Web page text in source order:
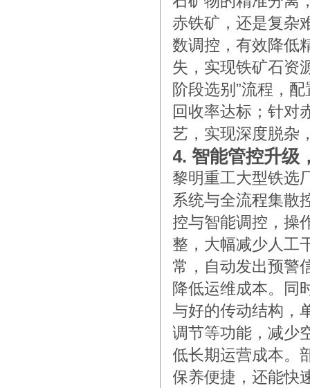
赤铁矿，还是复杂
数调控，有效降低
失，实现铁矿石资
阶段选别”流程，
回收率达标；针对
艺，实现深度脱杂
4. 智能管控升级
黎明重工大型铁选
系统与全流程集散
控与智能调控，操
整，大幅减少人工
常，自动发出预警
降低运维成本。同
与好的传动结构，
调节等功能，减少
低长期运营成本。
保养便捷，还能快